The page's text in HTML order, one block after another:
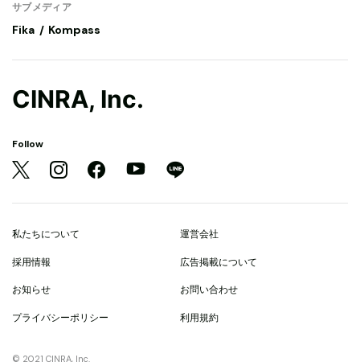
サブメディア
Fika Kompass
CINRA, Inc.
Follow
私たちについて 運営会社
採用情報 広告掲載について
お知らせ お問い合わせ
プライバシーポリシー 利用規約
© 2021 CINRA, Inc.